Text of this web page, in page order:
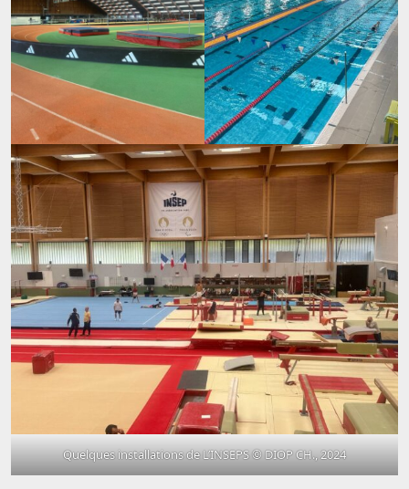
Quelques installations de L’INSEPS © DIOP CH., 2024